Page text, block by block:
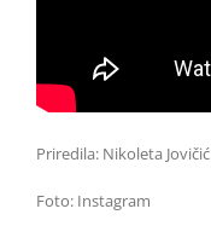
Priredila: Nikoleta Jovičić
Foto: Instagram